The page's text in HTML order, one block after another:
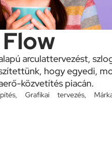
arculattervezést,
hogy egyedi,
közvetítés piacán.
, Grafikai tervezés,